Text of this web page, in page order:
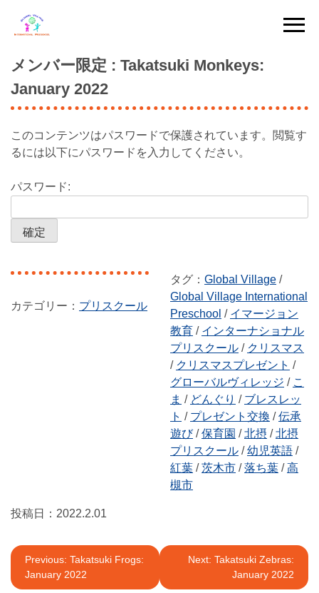
Skip
content
メンバー限定 : Takatsuki Monkeys:
January 2022
このコンテンツはパスワードで保護されています。閲覧す
るには以下にパスワードを入力してください。
パスワード:
プリスクール
タグ： Global Village /
Global Village International
Preschool / イマージョン
教育 / インターナショナル
プリスクール / クリスマス
/ クリスマスプレゼント /
グローバルヴィレッジ / こ
ま / どんぐり / ブレスレッ
ト / プレゼント交換 /伝承
遊び/保育園 /北摂 /北摂
プリスクール /幼児英語 /
紅葉 /茨木市 /落ち葉 /高
槻市
投稿日： 2022.2.01
投
稿
Previous: Takatsuki Frogs:
January 2022
Next: Takatsuki Zebras:
January 2022